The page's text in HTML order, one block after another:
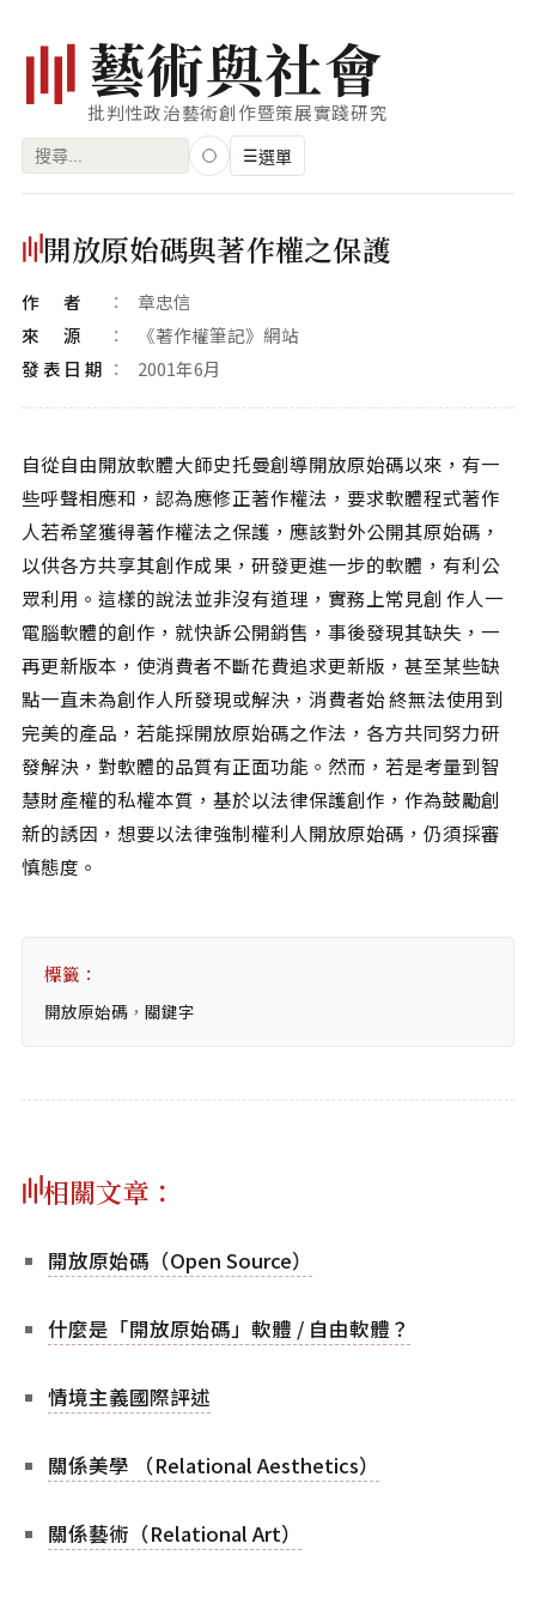
藝術與社會
批判性政治藝術創作暨策展實踐研究
搜
鍵
☰選單
專題
關鍵字
標籤雲
相關網站
關於
關於本站
團隊成員
出版品
開放原始碼與著作權之保護
作者
章忠信
來源
《著作權筆記》網站
發表日期
2001年6月
自從自由開放軟體大師史托曼創導開放原始碼以來，有一
些呼聲相應和，認為應修正著作權法，要求軟體程式著作
人若希望獲得著作權法之保護，應該對外公開其原始碼，
以供各方共享其創作成果，研發更進一步的軟體，有利公
眾利用。這樣的說法並非沒有道理，實務上常見創 作人一
電腦軟體的創作，就快訴公開銷售，事後發現其缺失，一
再更新版本，使消費者不斷花費追求更新版，甚至某些缺
點一直未為創作人所發現或解決，消費者始 終無法使用到
完美的產品，若能採開放原始碼之作法，各方共同努力研
發解決，對軟體的品質有正面功能。然而，若是考量到智
慧財產權的私權本質，基於以法律保護創作，作為鼓勵創
新的誘因，想要以法律強制權利人開放原始碼，仍須採審
慎態度。
標籤：
開放原始碼 ， 關鍵字
相關文章：
開放原始碼（Open Source）
什麼是「開放原始碼」軟體 / 自由軟體？
情境主義國際評述
關係美學 （Relational Aesthetics）
關係藝術（Relational Art）